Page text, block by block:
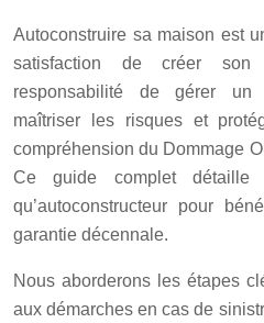
Autoconstruire sa maison est
satisfaction de créer
responsabilité de gérer un
maîtriser les risques et
compréhension du Dommage
Ce guide complet
qu’autoconstructeur pour
garantie décennale.
Nous aborderons les étapes
aux démarches en cas de